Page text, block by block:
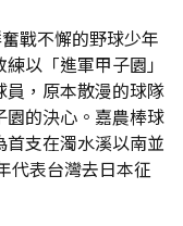
戰不懈的野球少年
以「進軍甲子園」
，原本散漫的球隊
的決心。嘉農棒球
支在濁水溪以南並
代表台灣去日本征